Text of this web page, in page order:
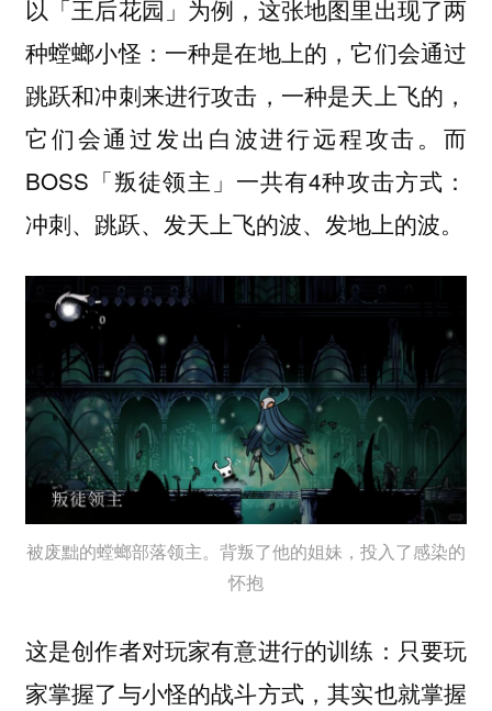
以「王后花园」为例，这张地图里出现了两
种螳螂小怪：一种是在地上的，它们会通过
跳跃和冲刺来进行攻击，一种是天上飞的，
它们会通过发出白波进行远程攻击。而
BOSS「叛徒领主」一共有4种攻击方式：
冲刺、跳跃、发天上飞的波、发地上的波。
被废黜的螳螂部落领主。背叛了他的姐妹，投入了感染的
怀抱
这是创作者对玩家有意进行的训练：只要玩
家掌握了与小怪的战斗方式，其实也就掌握